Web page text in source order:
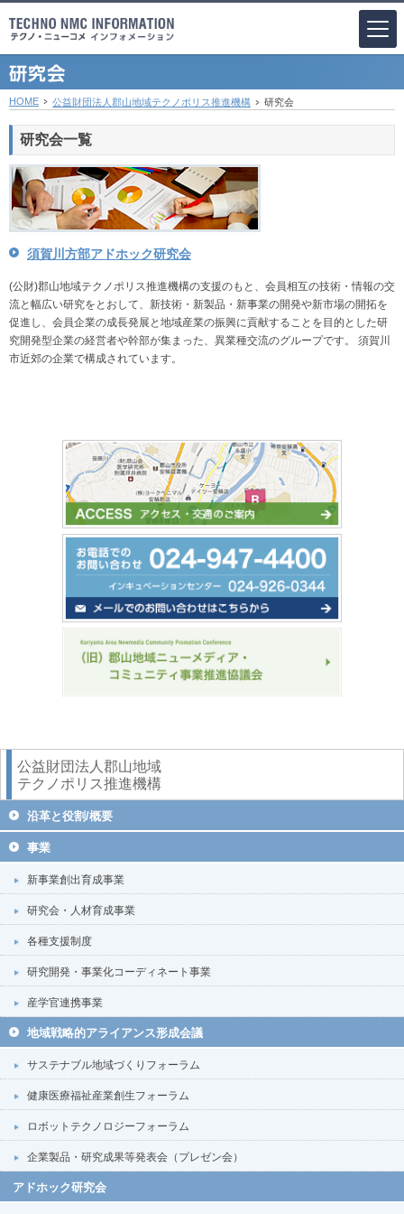
HOME 公益財団法人郡山地域テクノポリス推進機構 研究会
研究会一覧
須賀川方部アドホック研究会
(公財)郡山地域テクノポリス推進機構の支援のもと、会員相互の技術・情報の交
流と幅広い研究をとおして、新技術・新製品・新事業の開発や新市場の開拓を
促進し、会員企業の成長発展と地域産業の振興に貢献することを目的とした研
究開発型企業の経営者や幹部が集まった、異業種交流のグループです。 須賀川
市近郊の企業で構成されています。
公益財団法人郡山地域
テクノポリス推進機構
沿革と役割/概要
事業
新事業創出育成事業
研究会・人材育成事業
各種支援制度
研究開発・事業化コーディネート事業
産学官連携事業
地域戦略的アライアンス形成会議
サステナブル地域づくりフォーラム
健康医療福祉産業創生フォーラム
ロボットテクノロジーフォーラム
企業製品・研究成果等発表会（プレゼン会）
アドホック研究会